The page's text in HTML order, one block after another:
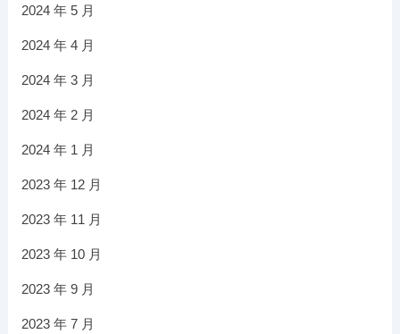
2024 年 5 月
2024 年 4 月
2024 年 3 月
2024 年 2 月
2024 年 1 月
2023 年 12 月
2023 年 11 月
2023 年 10 月
2023 年 9 月
2023 年 7 月